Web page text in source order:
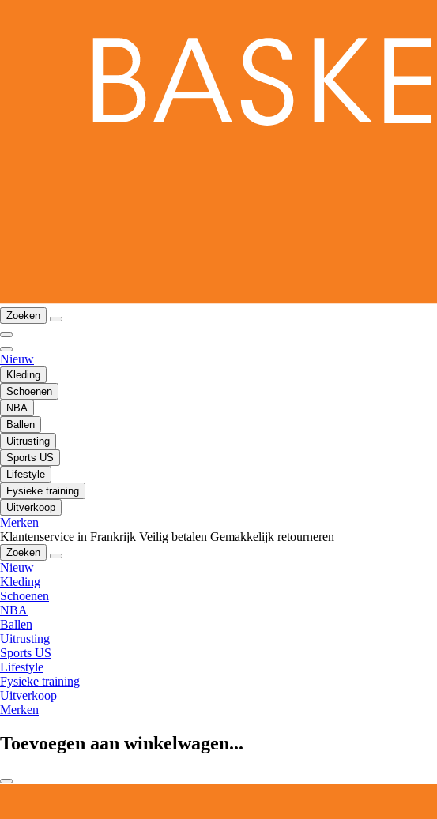
Zoeken
Nieuw
Kleding
Schoenen
NBA
Ballen
Uitrusting
Sports US
Lifestyle
Fysieke training
Uitverkoop
Merken
Klantenservice in Frankrijk Veilig betalen Gemakkelijk retourneren
Zoeken
Nieuw
Kleding
Schoenen
NBA
Ballen
Uitrusting
Sports US
Lifestyle
Fysieke training
Uitverkoop
Merken
Toevoegen aan winkelwagen...